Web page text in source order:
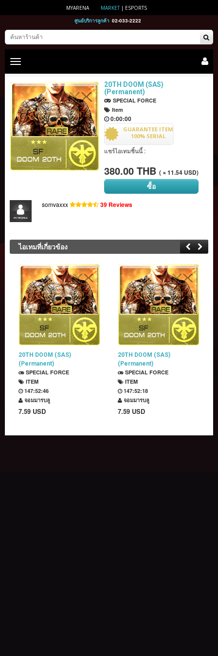
MYARENA MARKET| ESPORTS
ศูนย์บริการลูกค้า 02-033-2222
Toggle
20TH DOOM (SAS)
(Permanent)
SPECIAL FORCE
Item
0:00:00
GUARANTEE ITEM
100% SERIAL
แชร์ไอเทมชิ้นนี้ :
380.00 THB ( ≈ 11.54 USD)
ซื้อ
somvaxxx 39 Reviews
ไอเทมที่เกี่ยวข้อง
20TH DOOM (SAS)
(Permanent)
SPECIAL FORCE
ITEM
147:52:46
จอมมารบลู
7.59 USD
20TH DOOM (SAS)
(Permanent)
SPECIAL FORCE
ITEM
147:52:18
จอมมารบลู
7.59 USD